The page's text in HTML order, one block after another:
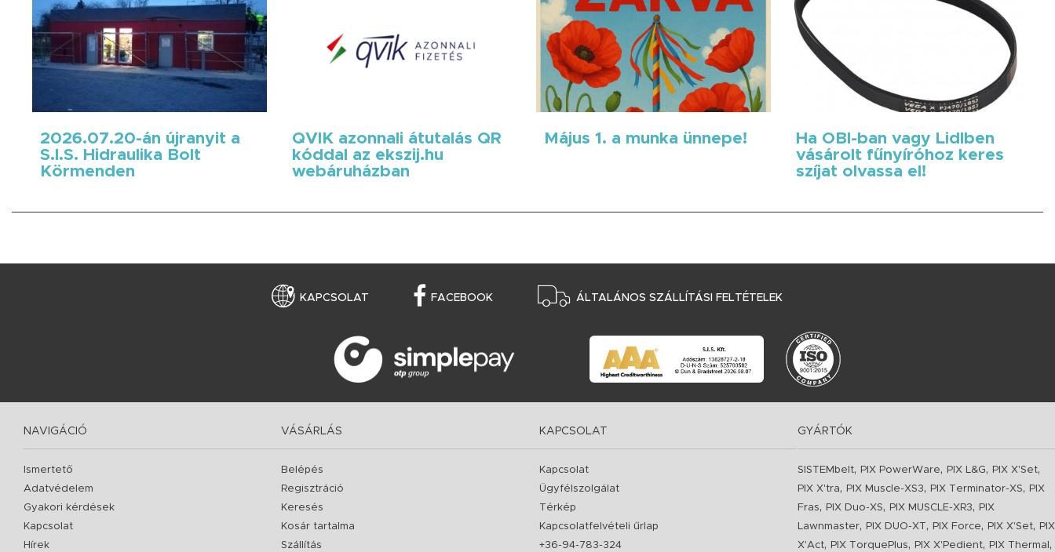
2026.07.20-án újranyit a
S.I.S. Hidraulika Bolt
Körmenden
QVIK azonnali átutalás QR
kóddal az ekszij.hu
webáruházban
Május 1. a munka ünnepe!
Ha OBI-ban vagy Lidlben
vásárolt fűnyíróhoz keres
szíjat olvassa el!
KAPCSOLAT FACEBOOK ÁLTALÁNOS SZÁLLÍTÁSI FELTÉTELEK
NAVIGÁCIÓ
Ismertető
Adatvédelem
Gyakori kérdések
Kapcsolat
Hírek
VÁSÁRLÁS
Belépés
Regisztráció
Keresés
Kosár tartalma
Szállítás
KAPCSOLAT
Kapcsolat
Ügyfélszolgálat
Térkép
Kapcsolatfelvételi űrlap
+36-94-783-324
GYÁRTÓK
SISTEMbelt, PIX PowerWare, PIX L&G, PIX X'Set,
PIX X'tra, PIX Muscle-XS3, PIX Terminator-XS,
PIX
Fras, PIX Duo-XS, PIX MUSCLE-XR3,
PIX
Lawnmaster, PIX DUO-XT , PIX Force, PIX X'Set,
PIX
X'Act, PIX TorquePlus, PIX X'Pedient, PIX Thermal ,